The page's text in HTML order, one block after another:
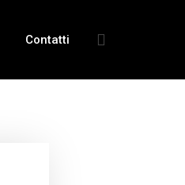
Contatti